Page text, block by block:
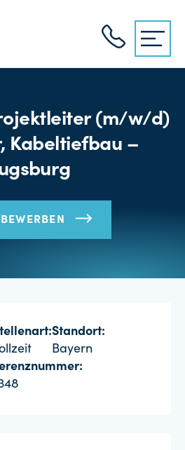
(m/w/d)
Kabeltiefbau –
BEWERBEN
Standort:
Bayern